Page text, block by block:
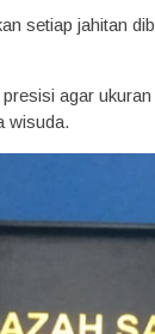
setiap jahitan
agar
wisuda.